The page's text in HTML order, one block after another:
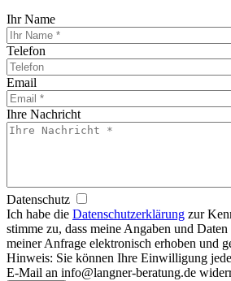
Ihr Name
Telefon
Email
Ihre Nachricht
Datenschutz
Ich habe die Datenschutzerklärung zur
stimme zu, dass meine Angaben und
meiner Anfrage elektronisch erhoben und
Hinweis: Sie können Ihre Einwilligung
E-Mail an info@langner-beratung.de